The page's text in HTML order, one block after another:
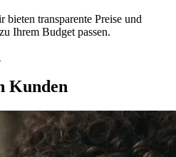
transparente Preise und
Ihrem Budget passen.
Kunden